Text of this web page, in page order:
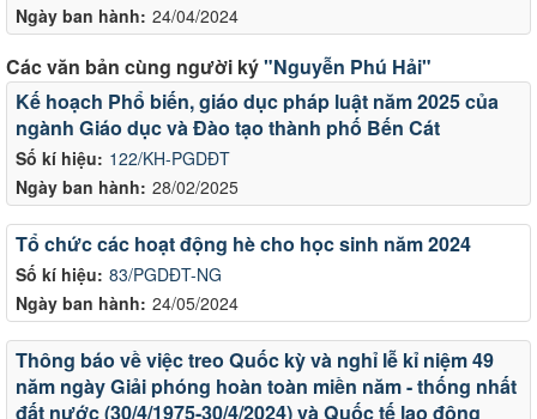
Ngày ban hành: 24/04/2024
Các văn bản cùng người ký"Nguyễn Phú Hải"
Số kí hiệu: 122/KH-PGDĐT
Ngày ban hành: 28/02/2025
Kế hoạch Phổ biến, giáo dục pháp luật năm 2025 của
ngành Giáo dục và Đào tạo thành phố Bến Cát
Số kí hiệu: 83/PGDĐT-NG
Ngày ban hành: 24/05/2024
Tổ chức các hoạt động hè cho học sinh năm 2024
Thông báo về việc treo Quốc kỳ và nghỉ lễ kỉ niệm 49
năm ngày Giải phóng hoàn toàn miền năm - thống nhất
đất nước (30/4/1975-30/4/2024) và Quốc tế lao động